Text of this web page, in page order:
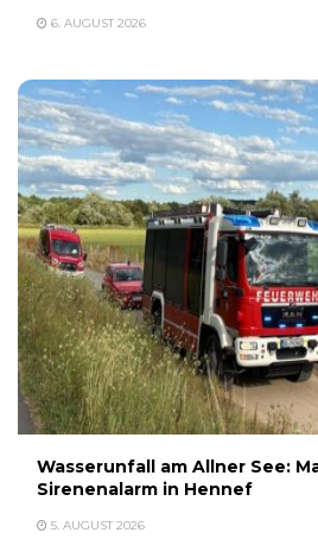
6. AUGUST 2026
Wasserunfall am Allner See:
Sirenenalarm in Hennef
5. AUGUST 2026